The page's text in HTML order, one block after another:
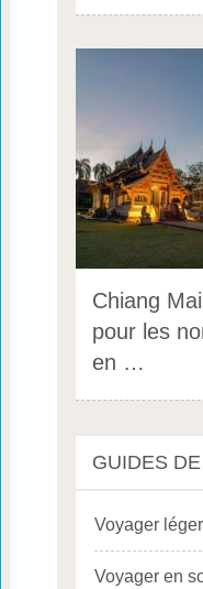
Chiang
pour les
en …
GUIDES
Voyager
Voyager en